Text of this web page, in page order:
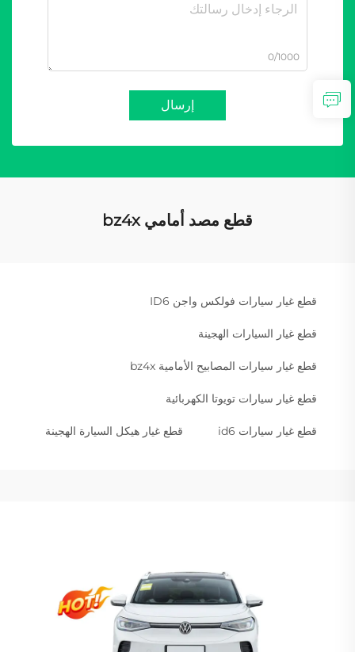
0/1000
إرسال
قطع مصد أمامي bz4x
قطع غيار سيارات فولكس واجن ID6
قطع غيار السيارات الهجينة
قطع غيار سيارات المصابيح الأمامية bz4x
قطع غيار سيارات تويوتا الكهربائية
قطع غيار سيارات id6 قطع غيار هيكل السيارة الهجينة